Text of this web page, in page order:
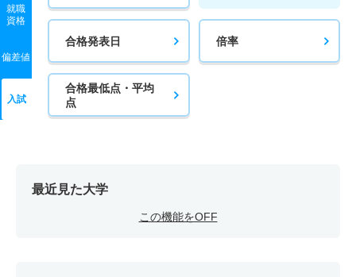
就職
資格
偏差値
入試
合格発表日 倍率
合格最低点・平均
点
最近見た大学
この機能をOFF